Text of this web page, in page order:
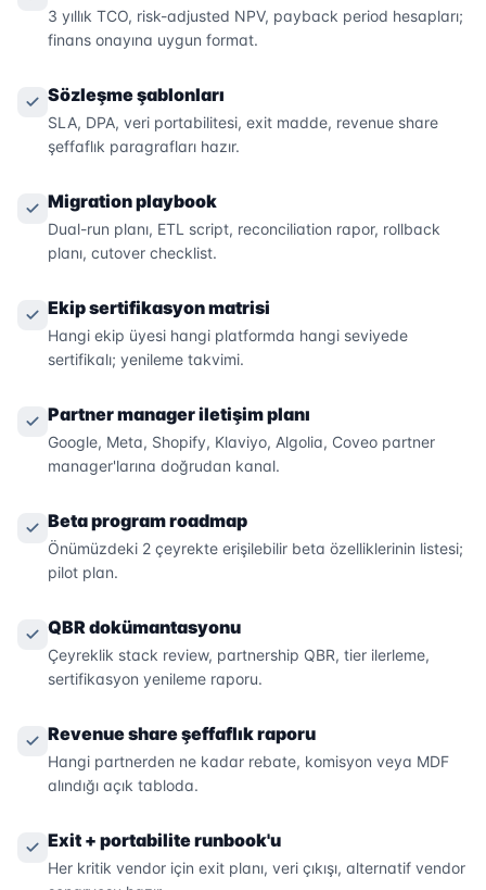
3 yıllık TCO, risk-adjusted NPV, payback period hesapları;
finans onayına uygun format.
Sözleşme şablonları
SLA, DPA, veri portabilitesi, exit madde, revenue share
şeffaflık paragrafları hazır.
Migration playbook
Dual-run planı, ETL script, reconciliation rapor, rollback
planı, cutover checklist.
Ekip sertifikasyon matrisi
Hangi ekip üyesi hangi platformda hangi seviyede
sertifikalı; yenileme takvimi.
Partner manager iletişim planı
Google, Meta, Shopify, Klaviyo, Algolia, Coveo partner
manager'larına doğrudan kanal.
Beta program roadmap
Önümüzdeki 2 çeyrekte erişilebilir beta özelliklerinin listesi;
pilot plan.
QBR dokümantasyonu
Çeyreklik stack review, partnership QBR, tier ilerleme,
sertifikasyon yenileme raporu.
Revenue share şeffaflık raporu
Hangi partnerden ne kadar rebate, komisyon veya MDF
alındığı açık tabloda.
Exit + portabilite runbook'u
Her kritik vendor için exit planı, veri çıkışı, alternatif vendor